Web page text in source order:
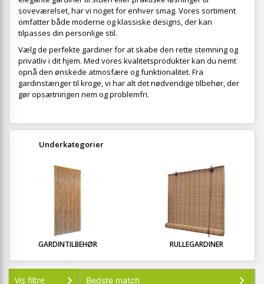
soveværelset, har vi noget for enhver smag. Vores sortiment
omfatter både moderne og klassiske designs, der kan
tilpasses din personlige stil.
Vælg de perfekte gardiner for at skabe den rette stemning og
privatliv i dit hjem. Med vores kvalitetsprodukter kan du nemt
opnå den ønskede atmosfære og funktionalitet. Fra
gardinstænger til kroge, vi har alt det nødvendige tilbehør, der
gør opsætningen nem og problemfri.
Underkategorier
GARDINTILBEHØR RULLEGARDINER
Vis filtre